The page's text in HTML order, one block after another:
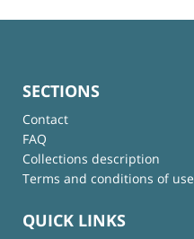
SECTIONS
Contact
FAQ
Collections description
Terms and conditions of use
QUICK LINKS